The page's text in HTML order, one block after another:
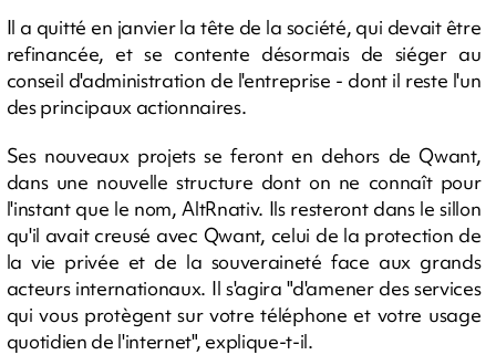
Il a quitté en janvier la tête de la société, qui devait être
refinancée, et se contente désormais de siéger au
conseil d'administration de l'entreprise - dont il reste l'un
des principaux actionnaires.
Ses nouveaux projets se feront en dehors de Qwant,
dans une nouvelle structure dont on ne connaît pour
l'instant que le nom, AltRnativ. Ils resteront dans le sillon
qu'il avait creusé avec Qwant, celui de la protection de
la vie privée et de la souveraineté face aux grands
acteurs internationaux. Il s'agira "d'amener des services
qui vous protègent sur votre téléphone et votre usage
quotidien de l'internet", explique-t-il.